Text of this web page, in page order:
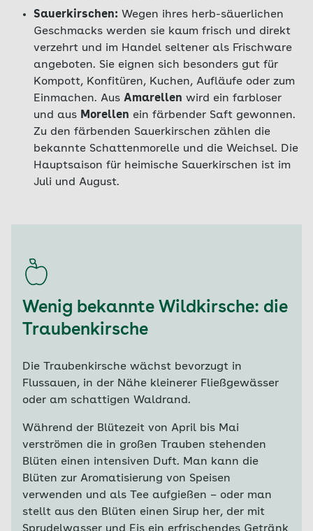
Sauerkirschen: Wegen ihres herb-säuerlichen
Geschmacks werden sie kaum frisch und direkt
verzehrt und im Handel seltener als Frischware
angeboten. Sie eignen sich besonders gut für
Kompott, Konfitüren, Kuchen, Aufläufe oder zum
Einmachen. Aus Amarellen wird ein farbloser
und aus Morellen ein färbender Saft gewonnen.
Zu den färbenden Sauerkirschen zählen die
bekannte Schattenmorelle und die Weichsel. Die
Hauptsaison für heimische Sauerkirschen ist im
Juli und August.
Wenig bekannte Wildkirsche: die
Traubenkirsche
Die Traubenkirsche wächst bevorzugt in
Flussauen, in der Nähe kleinerer Fließgewässer
oder am schattigen Waldrand.
Während der Blütezeit von April bis Mai
verströmen die in großen Trauben stehenden
Blüten einen intensiven Duft. Man kann die
Blüten zur Aromatisierung von Speisen
verwenden und als Tee aufgießen – oder man
stellt aus den Blüten einen Sirup her, der mit